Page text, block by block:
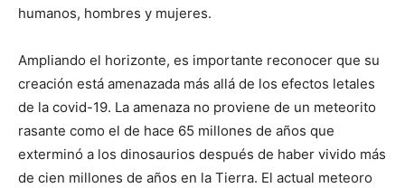
humanos, hombres y mujeres.
Ampliando el horizonte, es importante reconocer que su
creación está amenazada más allá de los efectos letales
de la covid-19. La amenaza no proviene de un meteorito
rasante como el de hace 65 millones de años que
exterminó a los dinosaurios después de haber vivido más
de cien millones de años en la Tierra. El actual meteoro